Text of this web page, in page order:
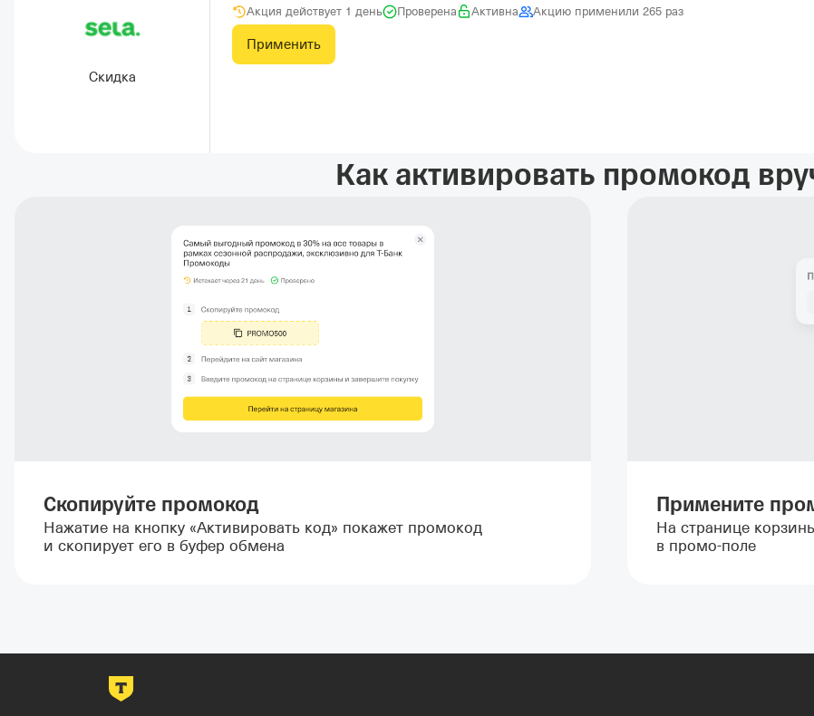
Скидка
Акция действует 1 день Проверена Активна Акцию применили 265 раз
Применить
Как активировать промокод
Скопируйте промокод
Нажатие на кнопку «Активировать код» покажет промокод
и скопирует его в буфер обмена
Примените
На странице
в промо-поле